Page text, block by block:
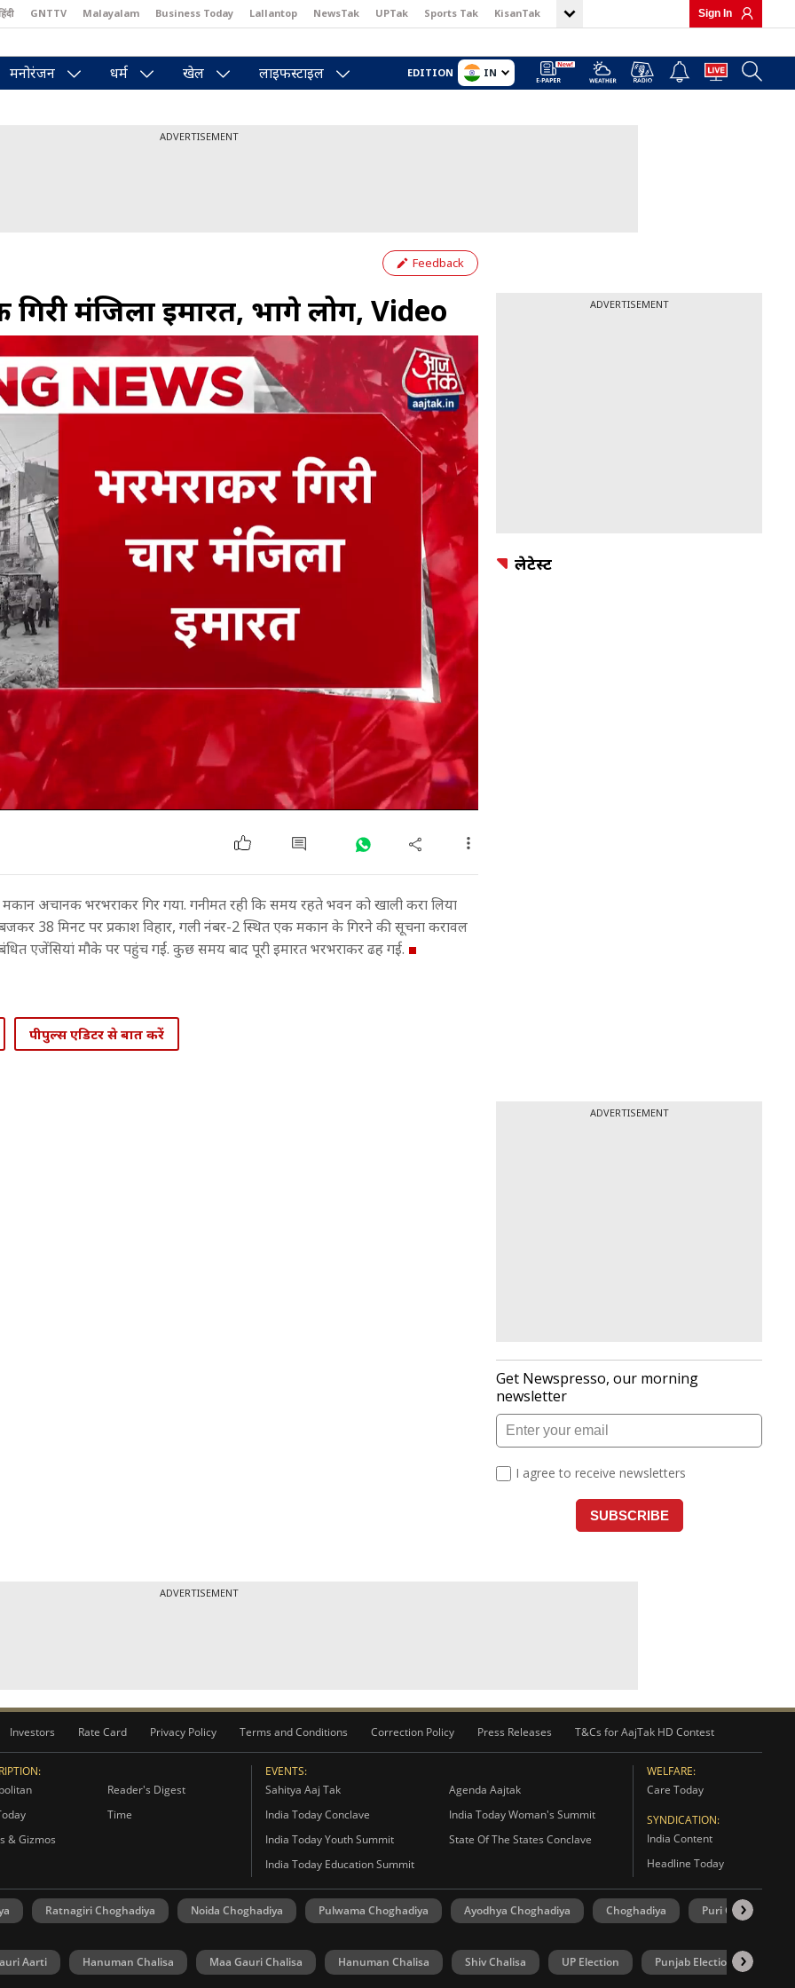
GNTTV Malayalam Business Today Lallantop NewsTak UPTak Sports Tak KisanTak Sign In
मनोरंजन धर्म खेल लाइफस्टाइल EDITION IN
ADVERTISEMENT
Feedback
मंजिला इमारत, भागे लोग, Video
अचानक भरभराकर गिर गया. गनीमत रही कि समय रहते भवन को खाली करा लिया
38 मिनट पर प्रकाश विहार, गली नंबर-2 स्थित एक मकान के गिरने की सूचना करावल
एजेंसियां मौके पर पहुंच गईं. कुछ समय बाद पूरी इमारत भरभराकर ढह गई.
पीपुल्स एडिटर से बात करें
ADVERTISEMENT
लेटेस्ट
ADVERTISEMENT
ADVERTISEMENT
Investors Rate Card Privacy Policy Terms and Conditions Correction Policy Press Releases T&Cs for AajTak HD Contest
Reader's Digest
Time
& Gizmos
EVENTS:
Sahitya Aaj Tak
Agenda Aajtak
India Today Conclave
India Today Woman's Summit
India Today Youth Summit
State Of The States Conclave
India Today Education Summit
WELFARE:
Care Today
SYNDICATION:
India Content
Headline Today
Ratnagiri Choghadiya Noida Choghadiya Pulwama Choghadiya Ayodhya Choghadiya Choghadiya Puri Choghadiya
Aarti Hanuman Chalisa Maa Gauri Chalisa Hanuman Chalisa Shiv Chalisa UP Election Punjab Election